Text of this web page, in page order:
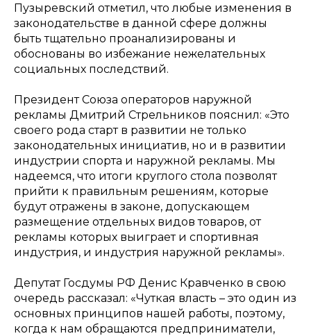
Пузыревский отметил, что любые изменения в
законодательстве в данной сфере должны
быть тщательно проанализированы и
обоснованы во избежание нежелательных
социальных последствий.
Президент Союза операторов наружной
рекламы Дмитрий Стрельников пояснил: «Это
своего рода старт в развитии не только
законодательных инициатив, но и в развитии
индустрии спорта и наружной рекламы. Мы
надеемся, что итоги круглого стола позволят
прийти к правильным решениям, которые
будут отражены в законе, допускающем
размещение отдельных видов товаров, от
рекламы которых выиграет и спортивная
индустрия, и индустрия наружной рекламы».
Депутат Госдумы РФ Денис Кравченко в свою
очередь рассказал: «Чуткая власть – это один из
основных принципов нашей работы, поэтому,
когда к нам обращаются предприниматели,